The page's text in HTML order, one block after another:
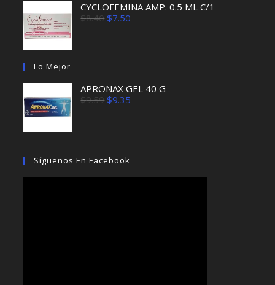
CYCLOFEMINA AMP. 0.5 ML C/1
$8.40El
precio
$7.50
Lo Mejor
APRONAX GEL 40 G
$9.59El
precio
$9.35
Síguenos En Facebook